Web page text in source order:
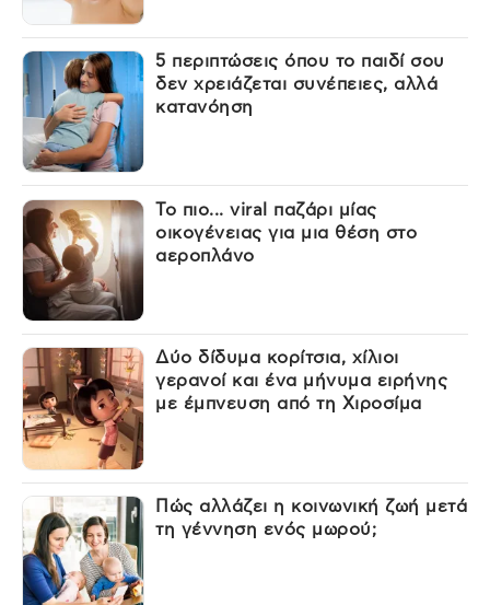
5 περιπτώσεις όπου το παιδί σου
δεν χρειάζεται συνέπειες, αλλά
κατανόηση
Το πιο... viral παζάρι μίας
οικογένειας για μια θέση στο
αεροπλάνο
Δύο δίδυμα κορίτσια, χίλιοι
γερανοί και ένα μήνυμα ειρήνης
με έμπνευση από τη Χιροσίμα
Πώς αλλάζει η κοινωνική ζωή μετά
τη γέννηση ενός μωρού;